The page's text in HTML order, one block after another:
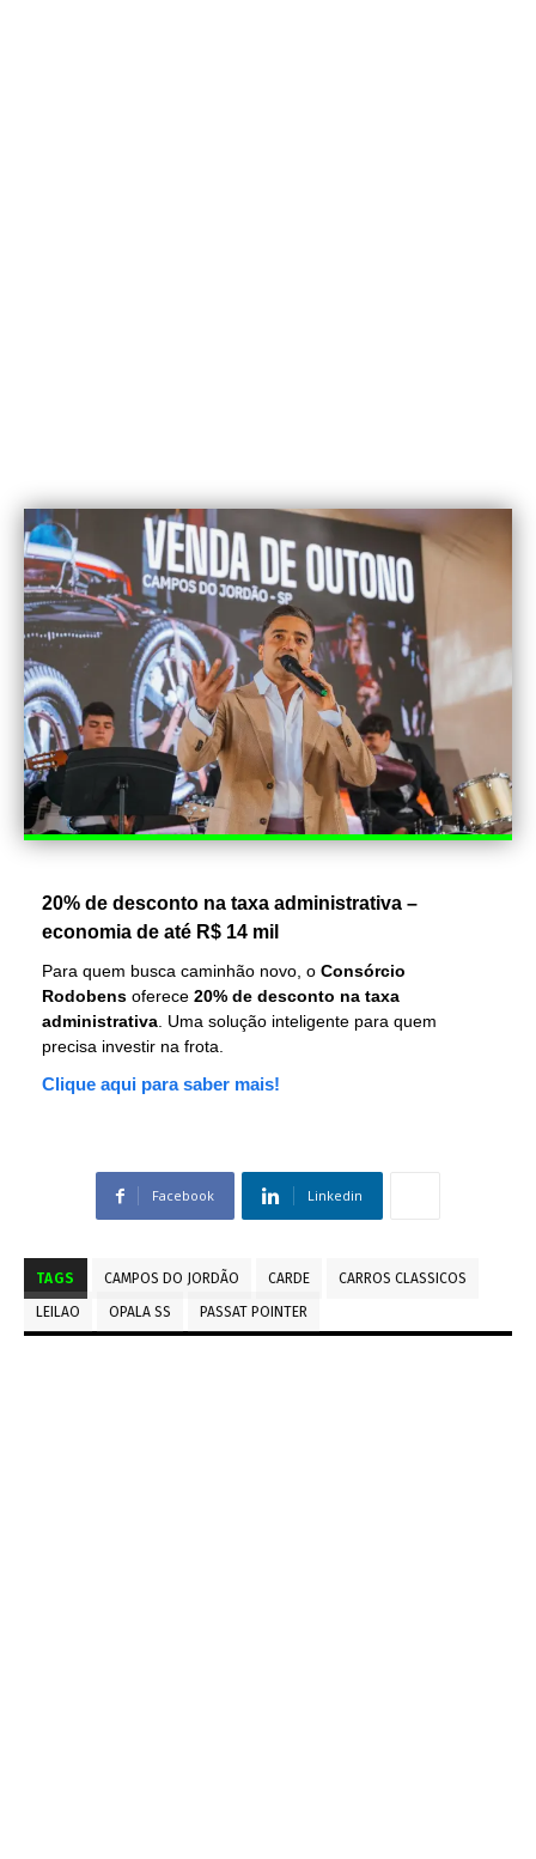
20% de desconto na taxa administrativa –
economia de até R$ 14 mil
Para quem busca caminhão novo, o Consórcio
Rodobens oferece 20% de desconto na taxa
administrativa . Uma solução inteligente para quem
precisa investir na frota.
Clique aqui para saber mais!
Facebook Linkedin
TAGS CAMPOS DO JORDÃO CARDE
CARROS CLASSICOS
LEILAO
OPALA SS PASSAT POINTER